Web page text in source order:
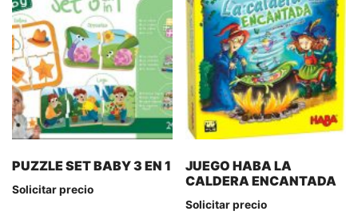
PUZZLE SET BABY 3 EN 1
Solicitar precio
JUEGO HABA LA
CALDERA ENCANTADA
Solicitar precio